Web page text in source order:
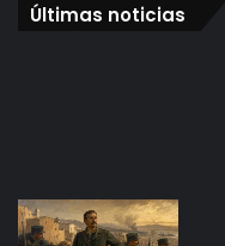
Últimas noticias